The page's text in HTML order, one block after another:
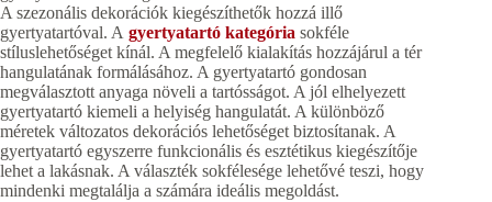
A szezonális dekorációk kiegészíthetők hozzá illő
gyertyatartóval. A gyertyatartó kategória sokféle
stíluslehetőséget kínál. A megfelelő kialakítás hozzájárul a tér
hangulatának formálásához. A gyertyatartó gondosan
megválasztott anyaga növeli a tartósságot. A jól elhelyezett
gyertyatartó kiemeli a helyiség hangulatát. A különböző
méretek változatos dekorációs lehetőséget biztosítanak. A
gyertyatartó egyszerre funkcionális és esztétikus kiegészítője
lehet a lakásnak. A választék sokfélesége lehetővé teszi, hogy
mindenki megtalálja a számára ideális megoldást.